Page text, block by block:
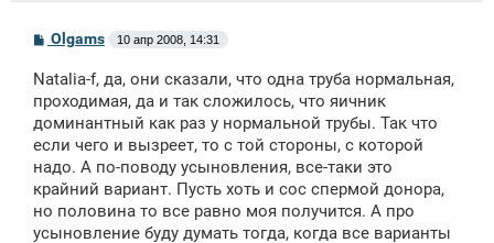
С
б
щ
е
н
и
Olgams 10 апр 2008, 14:31
Natalia-f, да, они сказали, что одна труба нормальная,
проходимая, да и так сложилось, что яичник
доминантный как раз у нормальной трубы. Так что
если чего и вызреет, то с той стороны, с которой
надо. А по-поводу усыновления, все-таки это
крайний вариант. Пусть хоть и сос спермой донора,
но половина то все равно моя получится. А про
усыновление буду думать тогда, когда все варианты